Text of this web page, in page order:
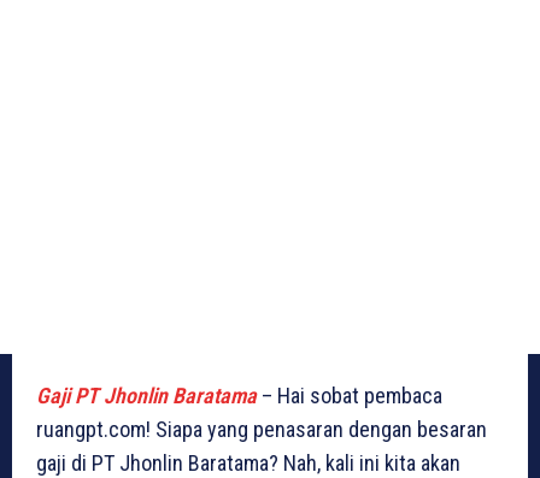
Gaji PT Jhonlin Baratama– Hai sobat pembaca
ruangpt.com! Siapa yang penasaran dengan besaran
gaji di PT Jhonlin Baratama? Nah, kali ini kita akan